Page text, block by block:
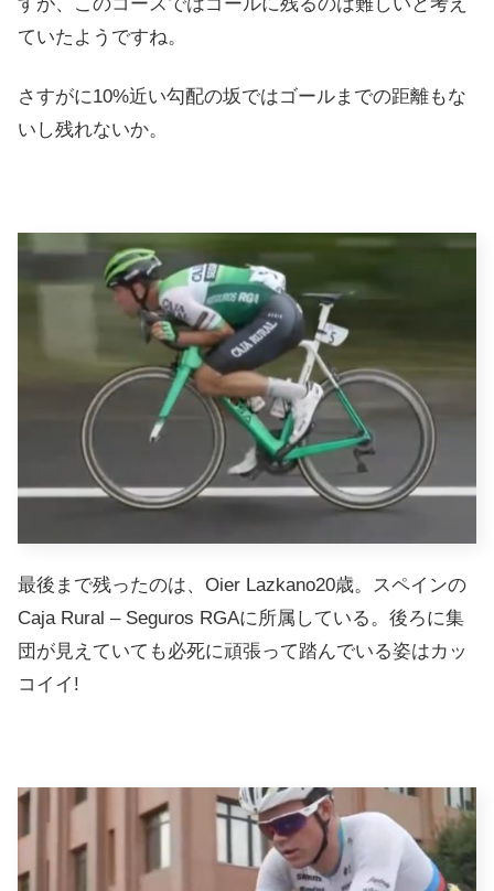
ていたようですね。
さすがに10%近い勾配の坂ではゴールまでの距離もな
いし残れないか。
最後まで残ったのは、Oier Lazkano20歳。スペインの
Caja Rural – Seguros RGAに所属している。後ろに集
団が見えていても必死に頑張って踏んでいる姿はカッ
コイイ!